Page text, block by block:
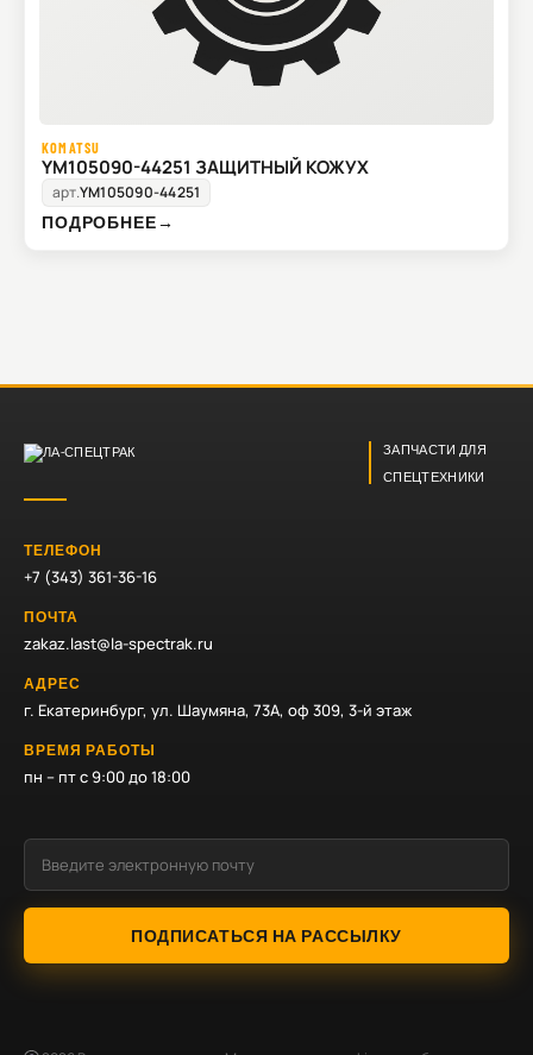
KOMATSU
YM105090-44251 ЗАЩИТНЫЙ КОЖУХ
арт.YM105090-44251
ПОДРОБНЕЕ→
ЗАПЧАСТИ ДЛЯ
СПЕЦТЕХНИКИ
ТЕЛЕФОН
+7 (343) 361-36-16
ПОЧТА
zakaz.last@la-spectrak.ru
АДРЕС
г. Екатеринбург, ул. Шаумяна, 73А, оф 309, 3-й этаж
ВРЕМЯ РАБОТЫ
пн – пт с 9:00 до 18:00
ПОДПИСАТЬСЯ НА РАССЫЛКУ